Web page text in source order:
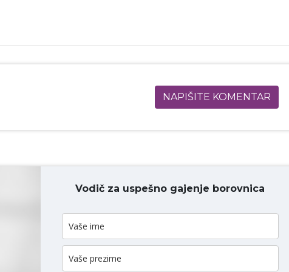
NAPIŠITE KOMENTAR
Vodič za uspešno gajenje borovnica